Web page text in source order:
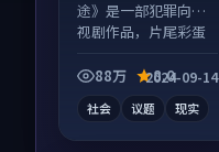
途》是一部犯罪向电
视剧作品，片尾彩蛋
惊喜。
88万 8.0
2024-09-14
社会 议题 现实